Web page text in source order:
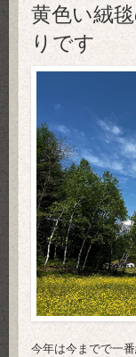
黄色い絨
りです
今年は今までで一